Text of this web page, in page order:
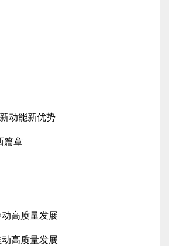
动能新优势
篇章
高质量发展
高质量发展